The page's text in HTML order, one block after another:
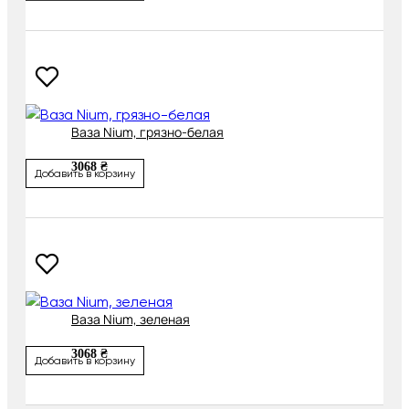
Ваза Nium, грязно-белая
3068 ₴
Добавить в корзину
Ваза Nium, зеленая
3068 ₴
Добавить в корзину